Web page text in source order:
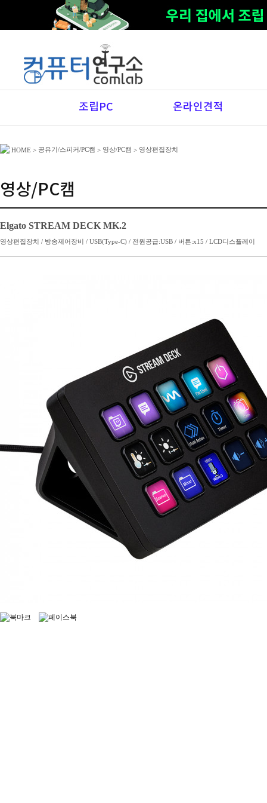
조립PC 온라인견적
HOME > 공유기/스피커/PC캠 > 영상/PC캠 > 영상편집장치
영상/PC캠
Elgato STREAM DECK MK.2
영상편집장치 / 방송제어장비 / USB(Type-C) / 전원공급:USB / 버튼:x15 / LCD디스플레이